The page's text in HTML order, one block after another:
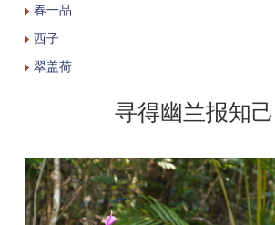
春一品
西子
翠盖荷
寻得幽兰报知己